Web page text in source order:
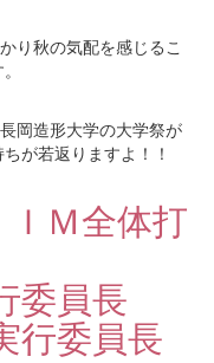
り秋の気配を感じるこ
岡造形大学の大学祭が
が若返りますよ！！
Ｍ全体打
委員長
行委員長